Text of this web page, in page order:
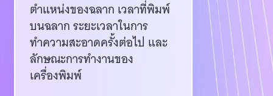
ตำแหน่งของฉลาก เวลาที่พิมพ์
บนฉลาก ระยะเวลาในการ
ทำความสะอาดครั้งต่อไป และ
ลักษณะการทำงานของ
เครื่องพิมพ์